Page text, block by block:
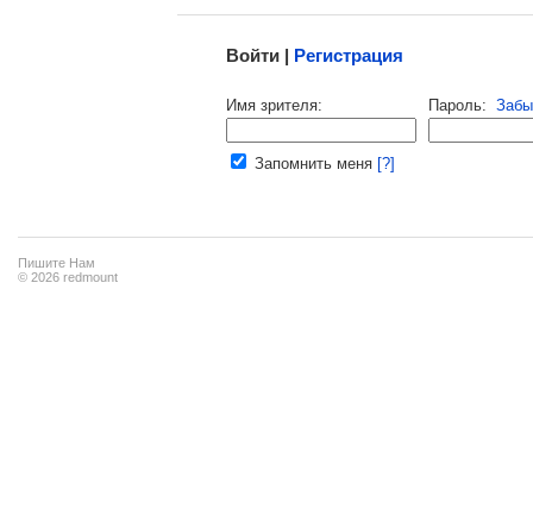
Войти | Регистрация
Имя зрителя: Пароль:
Запомнить меня [?]
Пишите Нам
© 2026 redmount